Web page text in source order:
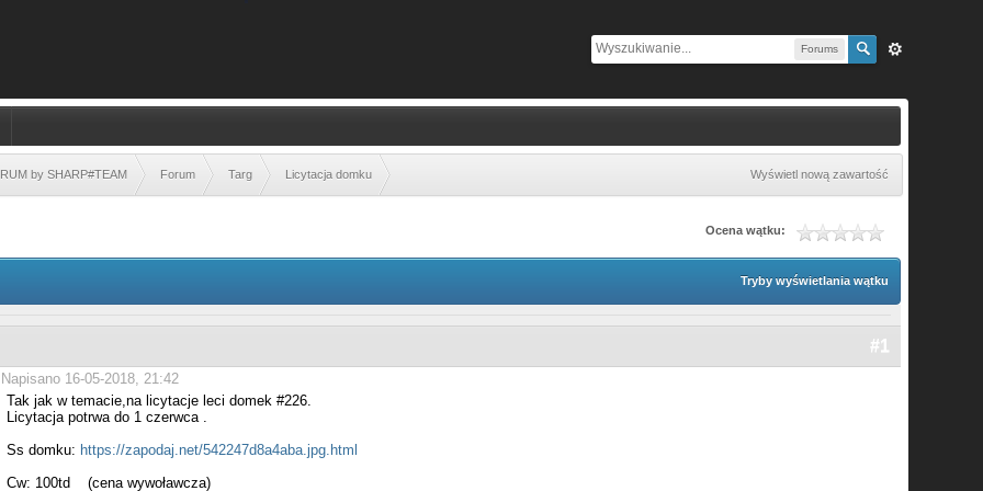
Forums
by SHARP#TEAM Forum Targ Licytacja domku Wyświetl nową zawartość
Ocena wątku:
Tryby wyświetlania wątku
#1
Napisano 16-05-2018, 21:42
Tak jak w temacie,na licytacje leci domek #226.
Licytacja potrwa do 1 czerwca .
Ss domku: https://zapodaj.net/542247d8a4aba.jpg.html
Cw: 100td (cena wywoławcza)